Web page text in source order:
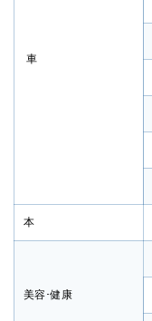
車
本
美容･健康